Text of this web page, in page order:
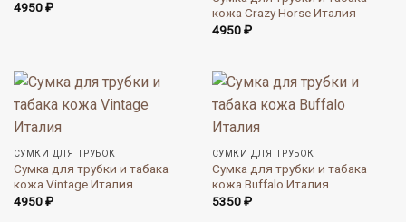
4950₽
кожа Crazy Horse Италия
4950₽
СУМКИ ДЛЯ ТРУБОК
Сумка для трубки и табака
кожа Vintage Италия
4950₽
СУМКИ ДЛЯ ТРУБОК
Сумка для трубки и табака
кожа Buffalo Италия
5350₽